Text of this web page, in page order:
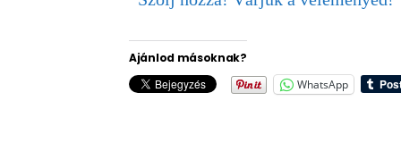
Ajánlod másoknak?
WhatsApp